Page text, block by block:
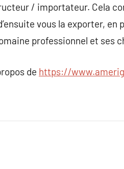
/ importateur. Cela
vous la exporter,
professionnel et ses
de https://